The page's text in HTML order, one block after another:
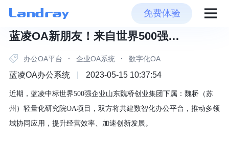
免费体验
蓝凌OA新朋友！来自世界500强…
办公OA平台 · 企业OA系统 · 数字化OA
蓝凌OA办公系统 2023-05-15 10:37:54
近期， 蓝凌中标世界500强企业山东魏桥创业集团下属： 魏桥（苏
州）轻量化研究院OA项目 ， 双方将共建数智化办公平台，推动多领
域协同应用，提升经营效率、加速创新发展。